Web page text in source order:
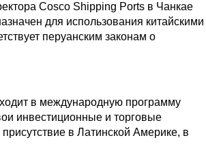
Cosco Shipping Ports в Чанкае
для использования китайскими
перуанским законам о
в международную программу
инвестиционные и торговые
в Латинской Америке, в